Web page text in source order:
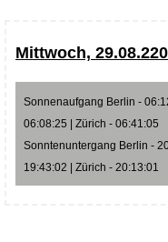
Mittwoch,
Sonnenaufgang Berlin -
06:08:25 | Zürich - 06:41:05
Sonntenuntergang Berlin -
19:43:02 | Zürich - 20:13:01